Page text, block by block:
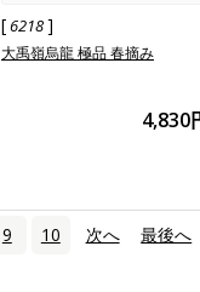
[6218]
大禹嶺烏龍 極品 春摘み
4,830
9 10 次へ 最後へ